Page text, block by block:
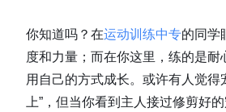
你知道吗？在运动训练中专的同学
度和力量；而在你这里，练的是耐
用自己的方式成长。或许有人觉得
上”，但当你看到主人接过修剪好